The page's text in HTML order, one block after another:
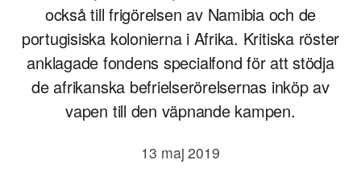
också till frigörelsen av Namibia och de
portugisiska kolonierna i Afrika. Kritiska röster
anklagade fondens specialfond för att stödja
de afrikanska befrielserörelsernas inköp av
vapen till den väpnande kampen.
13 maj 2019